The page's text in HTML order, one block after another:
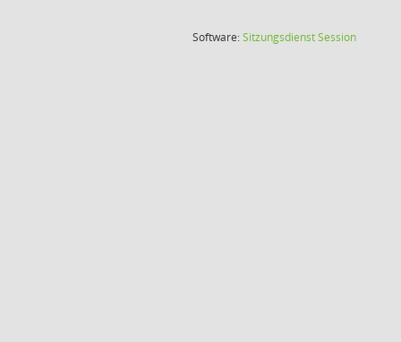
Software:SitzungsdienstSession(Wird in